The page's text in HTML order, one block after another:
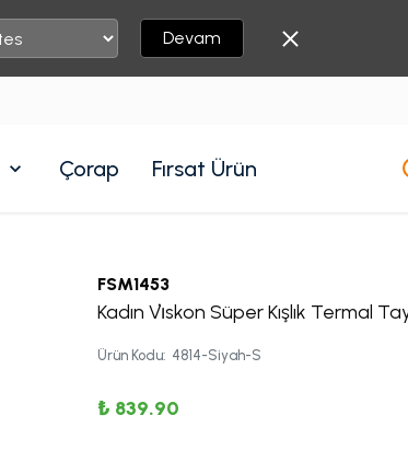
Devam
Çorap Fırsat Ürün
FSM1453
Kadın Vi̇skon Süper Kışlık Termal
Ürün Kodu: 4814-Siyah-S
₺ 839.90